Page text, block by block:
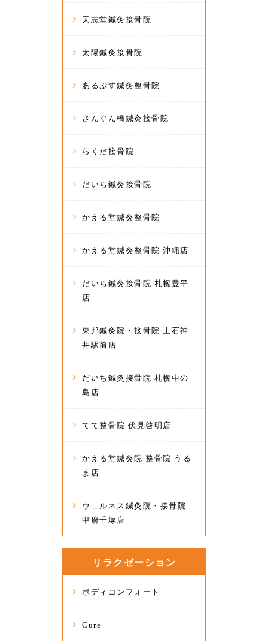
天志堂鍼灸接骨院
太陽鍼灸接骨院
あるぷす鍼灸整骨院
さんぐん橋鍼灸接骨院
らくだ接骨院
だいち鍼灸接骨院
かえる堂鍼灸整骨院
かえる堂鍼灸整骨院 沖縄店
だいち鍼灸接骨院 札幌豊平
店
東邦鍼灸院・接骨院 上石神
井駅前店
だいち鍼灸接骨院 札幌中の
島店
てて整骨院 伏見啓明店
かえる堂鍼灸院 整骨院 うる
ま店
ウェルネス鍼灸院・接骨院
甲府千塚店
リラクゼーション
ボディコンフォート
Cure